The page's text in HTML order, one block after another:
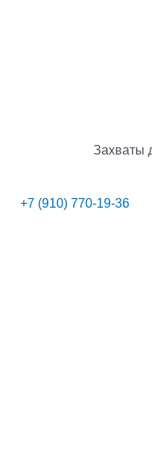
Захваты
+7 (910) 770-19-36